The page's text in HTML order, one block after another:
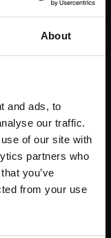
About
and ads, to
our traffic.
of our site with
partners who
you’ve
from your use
BANKEN
STATIONS
BANKEN